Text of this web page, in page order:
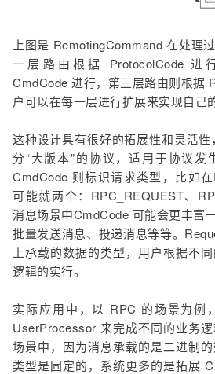
上图是 RemotingCommand 在处理
一层路由根据 ProtocolCode 进
CmdCode 进行，第三层路由则根据
户可以在每一层进行扩展来实现自己
这种设计具有很好的拓展性和灵活
分“大版本”的协议，适用于协议发
CmdCode 则标识请求类型，比如
可能就两个：RPC_REQUEST、
消息场景中CmdCode 可能会更丰富
批量发送消息、投递消息等等。
上承载的数据的类型，用户根据不
逻辑的实行。
实际应用中，以 RPC 的场景为例
UserProcessor 来完成不同的业务
场景中，因为消息承载的是二进制
类型是固定的，系统更多的是拓展